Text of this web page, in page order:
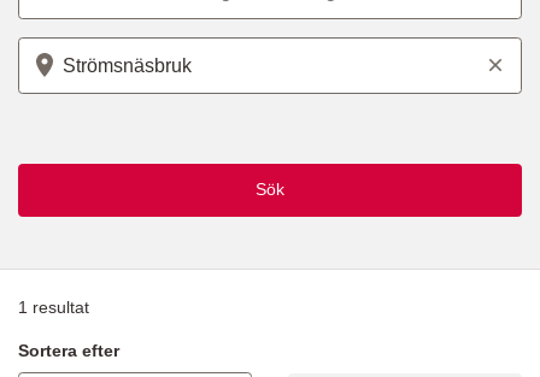
Plats
Sök
1 resultat
Sortera efter